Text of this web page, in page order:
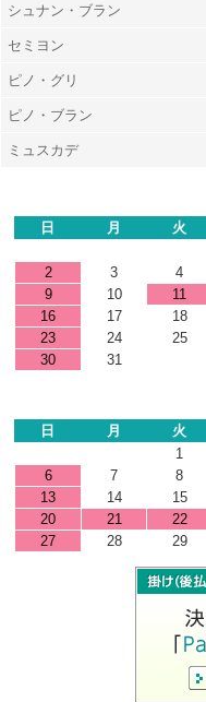
シュナン・ブラン
セミヨン
ピノ・グリ
ピノ・ブラン
ミュスカデ
日
月 火
2
3 4
9
10 11
16
17 18
23
24 25
30
31
日
月 火
1
6
7 8
13
14 15
20
21 22
27
28 29